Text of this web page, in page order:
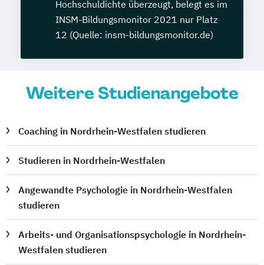
Hochschuldichte überzeugt, belegt es im
INSM-Bildungsmonitor 2021 nur Platz
12 (Quelle: insm-bildungsmonitor.de)
Weitere Studienangebote
Coaching in Nordrhein-Westfalen studieren
Studieren in Nordrhein-Westfalen
Angewandte Psychologie in Nordrhein-Westfalen
studieren
Arbeits- und Organisationspsychologie in Nordrhein-
Westfalen studieren